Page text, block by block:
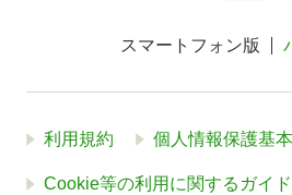
スマートフォン版
利用規約 個人情報保護基
Cookie等の利用に関するガイ